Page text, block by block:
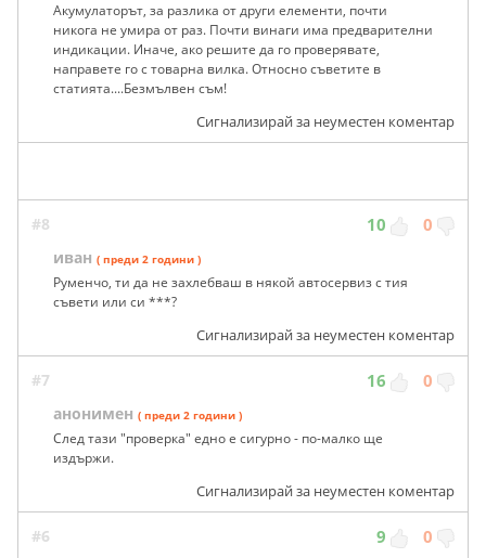
Акумулаторът, за разлика от други елементи, почти
никога не умира от раз. Почти винаги има предварителни
индикации. Иначе, ако решите да го проверявате,
направете го с товарна вилка. Относно съветите в
статията....Безмълвен съм!
Сигнализирай за неуместен коментар
#8 10 0
иван ( преди 2 години )
Руменчо, ти да не захлебваш в някой автосервиз с тия
съвети или си ***?
Сигнализирай за неуместен коментар
#7 16 0
анонимен ( преди 2 години )
След тази "проверка" едно е сигурно - по-малко ще
издържи.
Сигнализирай за неуместен коментар
#6 9 0